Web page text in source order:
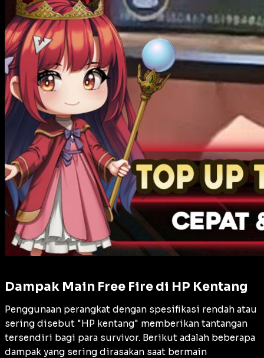
Dampak Main Free Fire di HP Kentang
Penggunaan perangkat dengan spesifikasi rendah atau
sering disebut "HP kentang" memberikan tantangan
tersendiri bagi para survivor. Berikut adalah beberapa
dampak yang sering dirasakan saat bermain